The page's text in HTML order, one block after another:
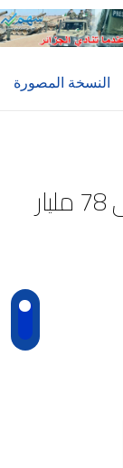
النسخة المصورة
إيرادات Ooredoo الجزائر تتخطى 78 مليار